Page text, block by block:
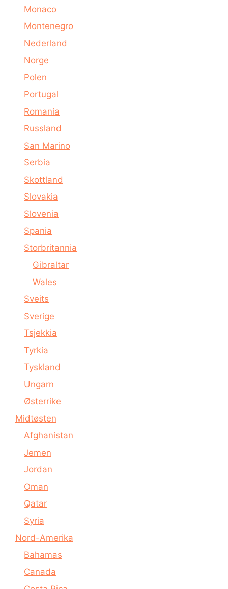
Monaco
Montenegro
Nederland
Norge
Polen
Portugal
Romania
Russland
San Marino
Serbia
Skottland
Slovakia
Slovenia
Spania
Storbritannia
Gibraltar
Wales
Sveits
Sverige
Tsjekkia
Tyrkia
Tyskland
Ungarn
Østerrike
Midtøsten
Afghanistan
Jemen
Jordan
Oman
Qatar
Syria
Nord-Amerika
Bahamas
Canada